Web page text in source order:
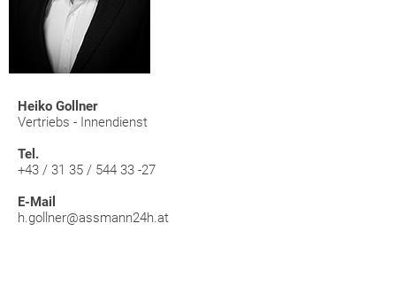
Heiko Gollner
Vertriebs - Innendienst
Tel.
+43 / 31 35 / 544 33 -27
E-Mail
h.gollner@assmann24h.at